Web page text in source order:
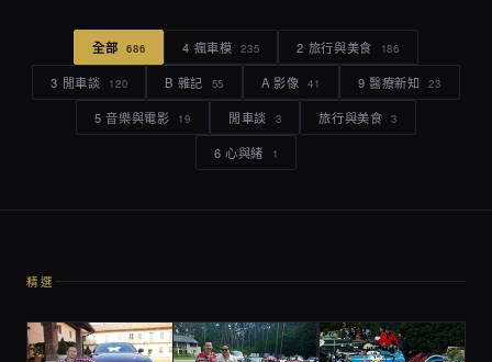
全部 686 4 瘋車模 235 2 旅行與美食 186
3 閒車談 120 B 雜記 55 A 影像 41 9 醫療新知 23
5 音樂與電影 19 閒車談 3 旅行與美食 3
6 心與緒 1
精選